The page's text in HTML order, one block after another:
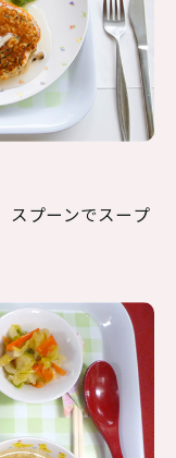
スプーンでスープ